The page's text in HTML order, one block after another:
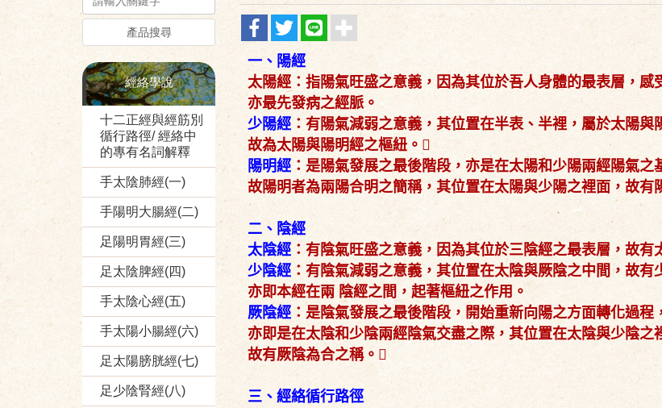
產品搜尋
經絡學說
十二正經與經筋別
循行路徑/ 經絡中
的專有名詞解釋
手太陰肺經(一)
手陽明大腸經(二)
足陽明胃經(三)
足太陰脾經(四)
手太陰心經(五)
手太陽小腸經(六)
足太陽膀胱經(七)
足少陰腎經(八)
一、陽經
太陽經：指陽氣旺盛之意義，因為其位於吾人身體的最表層，感
亦最先發病之經脈。
少陽經 ：有陽氣減弱之意義，其位置在半表、半裡，屬於太陽與
故為太陽與陽明經之樞紐。
陽明經 ：是陽氣發展之最後階段，亦是在太陽和少陽兩經陽氣之
故陽明者為兩陽合明之簡稱，其位置在太陽與少陽之裡面，故有
二、陰經
太陰經 ：有陰氣旺盛之意義，因為其位於三陰經之最表層，故有
少陰經 ：有陰氣減弱之意義，其位置在太陰與厥陰之中間，故有
亦即本經在兩 陰經之間，起著樞紐之作用。
厥陰經 ：是陰氣發展之最後階段，開始重新向陽之方面轉化過程
亦即是在太陰和少陰兩經陰氣交盡之際，其位置在太陰與少陰之
故有厥陰為合之稱。
三、經絡循行路徑